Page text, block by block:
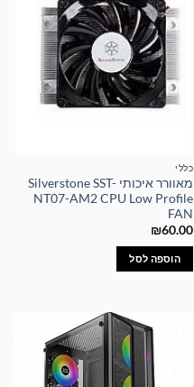
כללי
מאוורר איכותי Silverstone SST-
NT07-AM2 CPU Low Profile
FAN
₪60.00
הוספה לסל